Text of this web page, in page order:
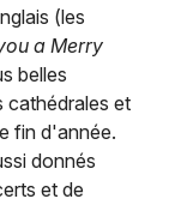
(les
a Merry
belles
cathédrales et
fin d'année.
donnés
et de